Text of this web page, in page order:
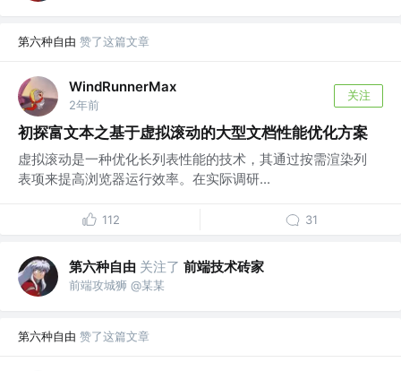
第六种自由 赞了这篇文章
WindRunnerMax
2年前
关注
初探富文本之基于虚拟滚动的大型文档性能优化方案
虚拟滚动是一种优化长列表性能的技术，其通过按需渲染列
表项来提高浏览器运行效率。在实际调研...
112 31
第六种自由 关注了 前端技术砖家
前端攻城狮 @某某
第六种自由 赞了这篇文章